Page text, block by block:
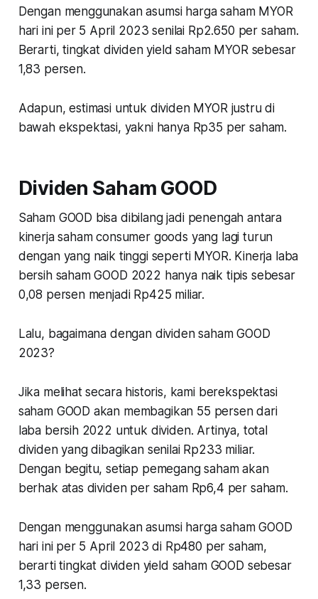
Dengan menggunakan asumsi harga saham MYOR
hari ini per 5 April 2023 senilai Rp2.650 per saham.
Berarti, tingkat dividen yield saham MYOR sebesar
1,83 persen.
Adapun, estimasi untuk dividen MYOR justru di
bawah ekspektasi, yakni hanya Rp35 per saham.
Dividen Saham GOOD
Saham GOOD bisa dibilang jadi penengah antara
kinerja sahamconsumer goods yang lagi turun
dengan yang naik tinggi seperti MYOR. Kinerja laba
bersih saham GOOD 2022 hanya naik tipis sebesar
0,08 persen menjadi Rp425 miliar.
Lalu, bagaimana dengan dividen saham GOOD
2023?
Jika melihat secara historis, kami berekspektasi
saham GOOD akan membagikan 55 persen dari
laba bersih 2022 untuk dividen. Artinya, total
dividen yang dibagikan senilai Rp233 miliar.
Dengan begitu, setiap pemegang saham akan
berhak atas dividen per saham Rp6,4 per saham.
Dengan menggunakan asumsi harga saham GOOD
hari ini per 5 April 2023 di Rp480 per saham,
berarti tingkat dividen yield saham GOOD sebesar
1,33 persen.